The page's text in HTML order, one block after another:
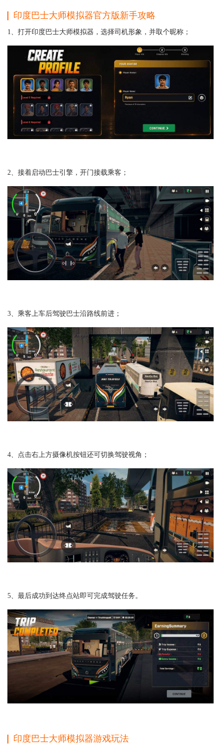
印度巴士大师模拟器官方版新手攻略
1、打开印度巴士大师模拟器，选择司机形象，并取个昵称；
2、接着启动巴士引擎，开门接载乘客；
3、乘客上车后驾驶巴士沿路线前进；
4、点击右上方摄像机按钮还可切换驾驶视角；
5、最后成功到达终点站即可完成驾驶任务。
印度巴士大师模拟器游戏玩法